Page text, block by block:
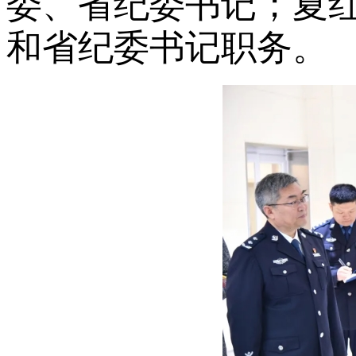
和省纪委书记职务。